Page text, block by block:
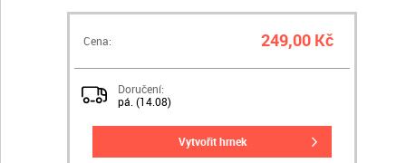
Cena: 249,00 Kč
Doručení:
pá. (14.08)
vytvořit hrnek